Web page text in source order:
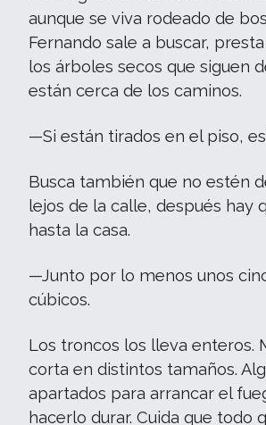
aunque se viva rodeado de
Fernando sale a buscar,
los árboles secos que siguen
están cerca de los caminos.
—Si están tirados en el piso,
Busca también que no estén
lejos de la calle, después hay
hasta la casa.
—Junto por lo menos unos
cúbicos.
Los troncos los lleva enteros.
corta en distintos tamaños.
apartados para arrancar el
hacerlo durar. Cuida que todo